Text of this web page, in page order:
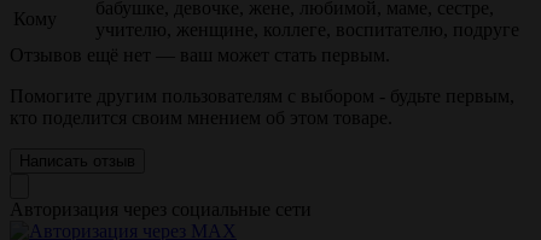
Кому
бабушке, девочке, жене, любимой, маме, сестре,
учителю, женщине, коллеге, воспитателю, подруге
Отзывов ещё нет — ваш может стать первым.
Помогите другим пользователям с выбором - будьте первым,
кто поделится своим мнением об этом товаре.
Написать отзыв
Авторизация через социальные сети